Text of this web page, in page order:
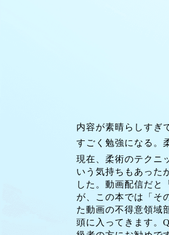
内容が素晴らしすぎ
すごく勉強になる。
現在、柔術のテクニ
いう気持ちもあった
した。動画配信だと
が、この本では「そ
た動画の不得意領域
頭に入ってきます。